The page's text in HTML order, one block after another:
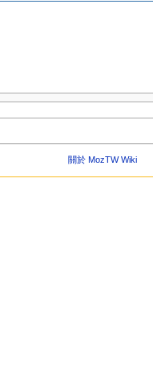
關於 MozTW Wiki